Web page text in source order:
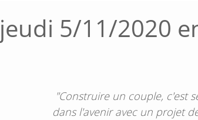
5/11/2020
dans l'avenir avec un projet